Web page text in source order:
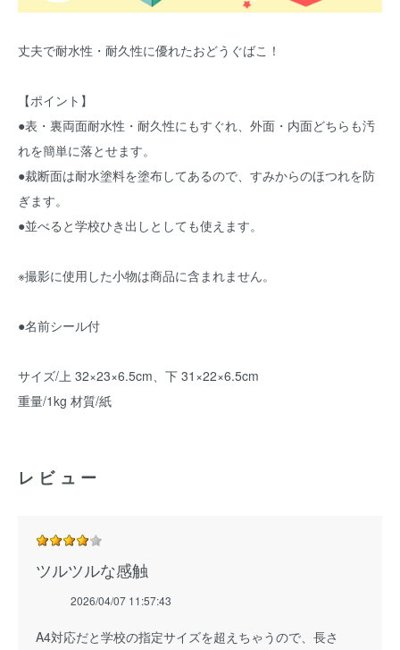
丈夫で耐水性・耐久性に優れたおどうぐばこ！
【ポイント】
●表・裏両面耐水性・耐久性にもすぐれ、外面・内面どちらも汚
れを簡単に落とせます。
●裁断面は耐水塗料を塗布してあるので、すみからのほつれを防
ぎます。
●並べると学校ひき出しとしても使えます。
※撮影に使用した小物は商品に含まれません。
●名前シール付
サイズ/上 32×23×6.5cm、下 31×22×6.5cm
重量/1kg 材質/紙
レビュー
ツルツルな感触
2026/04/07 11:57:43
A4対応だと学校の指定サイズを超えちゃうので、長さ